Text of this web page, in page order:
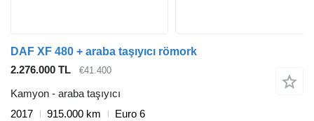
DAF XF 480 + araba taşıyıcı römork
2.276.000 TL
€41.400
Kamyon - araba taşıyıcı
2017
915.000 km
Euro 6